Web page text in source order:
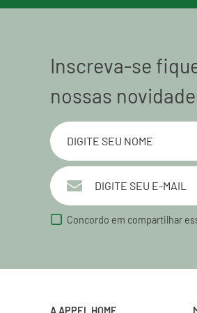
Inscreva-se
nossas
Concordo em compartilhar